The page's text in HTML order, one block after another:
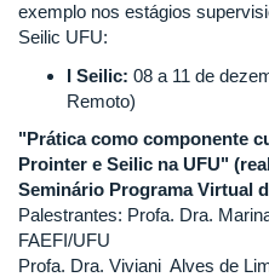
exemplo nos estágios
Seilic UFU:
I Seilic: 08 a 11 de
Remoto)
"Prática como componente
Prointer e Seilic na UFU"
Seminário Programa Virtual
Palestrantes: Profa. Dra.
FAEFI/UFU️
Profa. Dra. Viviani Alves de